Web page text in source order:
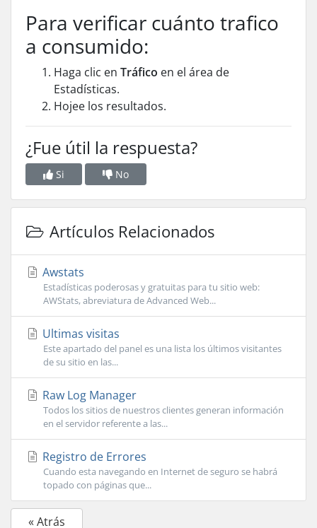
Para verificar cuánto trafico
a consumido:
Haga clic en Tráfico en el área de
Estadísticas.
Hojee los resultados.
¿Fue útil la respuesta?
Si No
Artículos Relacionados
Awstats
Estadísticas poderosas y gratuitas para tu sitio web:
AWStats, abreviatura de Advanced Web...
Ultimas visitas
Este apartado del panel es una lista los últimos visitantes
de su sitio en las...
Raw Log Manager
Todos los sitios de nuestros clientes generan información
en el servidor referente a las...
Registro de Errores
Cuando esta navegando en Internet de seguro se habrá
topado con páginas que...
« Atrás